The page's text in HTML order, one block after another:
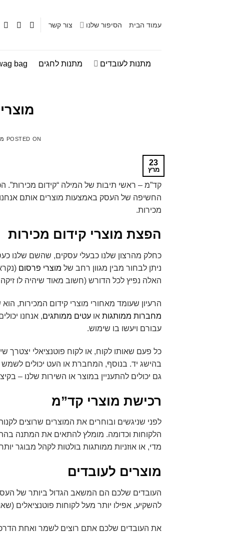
עמוד הבית הסיפור שלנו צור קשר
מתנות לעובדים מתנות לחגים bag
POSTED ON
23
מרץ
קד”מ – ראשי תיבות של המילה “קידום
החשיפה של העסק באמצעות מוצרים אותם אנחנו
מכירות.
הפצת מוצרי קידום מכירות
כחלק מהרצון שלנו כבעלי עסקים, שהשם שלנו
ניתן לבחור מבין מגוון רחב של מוצרי פרסום
האלה נפיץ לכל הדורש (חשוב מאוד שיהיה לו
הרעיון שעומד מאחורי מוצרי קידום המכירות,
מחברות ממותגות או עטים ממותגים, אנחנו
עבורם ויעשו בו שימוש.
כל פעם שאותו לקוח, או לקוח פוטנציאלי יצטרך
בהישג יד. בנוסף, המחברת או העט יכולים
גם יכולים להתעניין במוצר או השירות שלנו –
רכישת מוצרי קד”מ
לפני שניגשים ובוחרים את המוצרים שרוצים
הלקוחות וכדומה. מומלץ להתאים את המתנה
מדי, או אוזניות ממותגות בולטות לקהל מבוגר
מוצרים לעובדים
העובדים שלכם הם המשאב הגדול ביותר של
להשקיע, אפילו יותר מעל לקוחות פוטנציאלים
את העובדים שלכם אתם רוצים לשמר ואחת